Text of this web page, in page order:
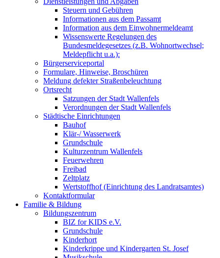
Steuern und Gebühren
Informationen aus dem Passamt
Information aus dem Einwohnermeldeamt
Wissenswerte Regelungen des
Bundesmeldegesetzes (z.B. Wohnortwechsel;
Meldepflicht u.a.):
Bürgerserviceportal
Formulare, Hinweise, Broschüren
Meldung defekter Straßenbeleuchtung
Ortsrecht
Satzungen der Stadt Wallenfels
Verordnungen der Stadt Wallenfels
Städtische Einrichtungen
Bauhof
Klär-/ Wasserwerk
Grundschule
Kulturzentrum Wallenfels
Feuerwehren
Freibad
Zeltplatz
Wertstoffhof (Einrichtung des Landratsamtes)
Kontaktformular
Familie & Bildung
Bildungszentrum
BIZ for KIDS e.V.
Grundschule
Kinderhort
Kinderkrippe und Kindergarten St. Josef